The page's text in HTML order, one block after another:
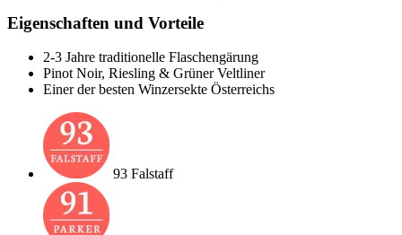
Eigenschaften und Vorteile
2-3 Jahre traditionelle Flaschengärung
Pinot Noir, Riesling & Grüner Veltliner
Einer der besten Winzersekte Österreichs
93 Falstaff